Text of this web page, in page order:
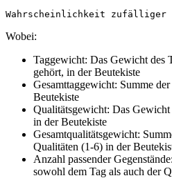
Wobei:
Taggewicht: Das Gewicht des
gehört, in der Beutekiste
Gesamttaggewicht: Summe
Beutekiste
Qualitätsgewicht: Das Gewicht
in der Beutekiste
Gesamtqualitätsgewicht:
Qualitäten (1-6) in der
Anzahl passender
sowohl dem Tag als auch der